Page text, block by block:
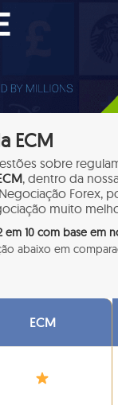
ECM
sobre
, dentro da
Forex,
muito
em 10 com base em
abaixo em
ECM